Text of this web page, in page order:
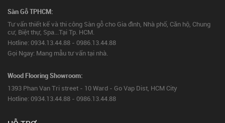
Sàn Gỗ TPHCM:
Tư vấn thiết kế và thi công Sàn gỗ cho Gia đình, Nhà phố, Căn hộ, Chung
cư, Biệt thự, Spa...Tại Tp. HCM.
Hotline: 0934.13.44.88 - 0986.13.44.88
Gọi Ngay: Mang mẫu tư vấn tại nhà.
Wood Flooring Showroom:
1393 Phan Van Tri street - 10 Ward - Go Vap Dist, HCM City
Hotline: 0934.13.44.88 - 0986.13.44.88